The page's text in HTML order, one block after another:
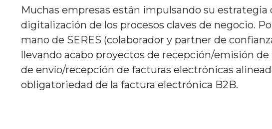
Muchas empresas están impulsando su estrategia
digitalización de los procesos claves de negocio.
mano de SERES (colaborador y partner de
llevando acabo proyectos de recepción/emisión de
de envío/recepción de facturas electrónicas
obligatoriedad de la factura electrónica B2B.